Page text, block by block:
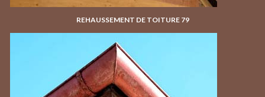
REHAUSSEMENT DE TOITURE 79